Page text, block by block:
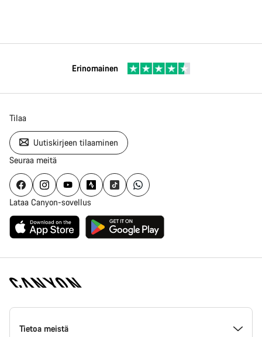
Erinomainen
Tilaa
Uutiskirjeen tilaaminen
Seuraa meitä
Lataa Canyon-sovellus
Canyon
Homepage
Tietoa meistä